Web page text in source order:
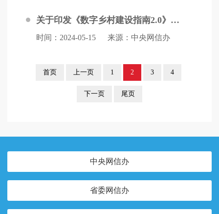
关于印发《数字乡村建设指南2.0》的通知
时间：2024-05-15 来源：中央网信办
首页 上一页 1 2 3 4
下一页 尾页
中央网信办
省委网信办